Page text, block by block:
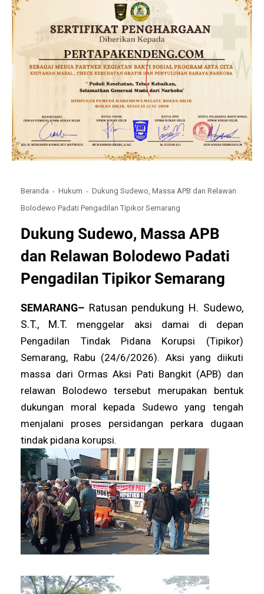
Beranda Hukum
Dukung Sudewo, Massa APB dan Relawan
Bolodewo Padati Pengadilan Tipikor Semarang
Dukung Sudewo, Massa APB
dan Relawan Bolodewo Padati
Pengadilan Tipikor Semarang
SEMARANG– Ratusan pendukung H. Sudewo,
S.T., M.T. menggelar aksi damai di depan
Pengadilan Tindak Pidana Korupsi (Tipikor)
Semarang, Rabu (24/6/2026). Aksi yang diikuti
massa dari Ormas Aksi Pati Bangkit (APB) dan
relawan Bolodewo tersebut merupakan bentuk
dukungan moral kepada Sudewo yang tengah
menjalani proses persidangan perkara dugaan
tindak pidana korupsi.